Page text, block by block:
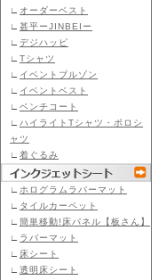
∟ オーダーベスト
∟ 甚平ーJINBEIー
∟ デジハッピ
∟ Tシャツ
∟ イベントブルゾン
∟ イベントベスト
∟ ベンチコート
∟ ハイライトTシャツ・ポロシ
ャツ
∟ 着ぐるみ
∟ ホログラムラバーマット
∟ タイルカーペット
∟ 簡単移動!床パネル【板さん】
∟ ラバーマット
∟ 床シート
∟ 透明床シート